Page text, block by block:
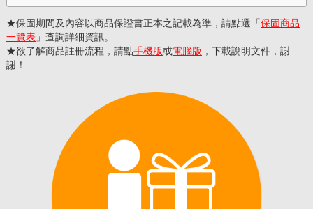
保固期間及內容以商品保證書正本之記載為準，請點選「 保固商品
一覽表 」查詢詳細資訊。
欲了解商品註冊流程，請點手機版或電腦版 ，下載說明文件，謝
謝！